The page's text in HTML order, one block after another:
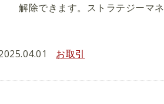
解除できます。ストラテジーマ
お取引